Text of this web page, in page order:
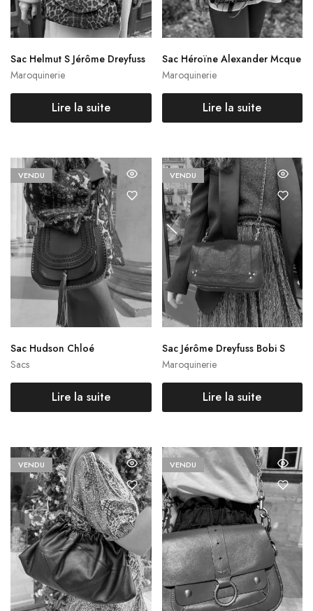
Maroquinerie
Sac Helmut S Jérôme Dreyfuss
Lire la suite
Maroquinerie
Sac Héroïne Alexander Mcque
en
Lire la suite
VENDU
Sacs
Sac Hudson Chloé
Lire la suite
VENDU
Maroquinerie
Sac Jérôme Dreyfuss Bobi S
Lire la suite
VENDU VENDU